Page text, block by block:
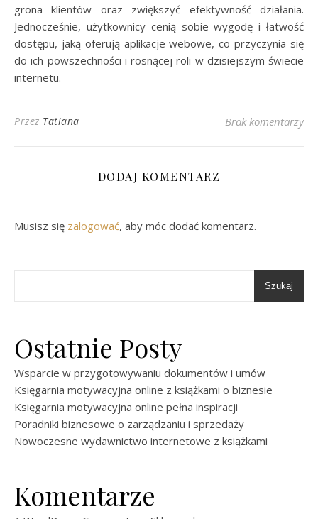
grona klientów oraz zwiększyć efektywność działania.
Jednocześnie, użytkownicy cenią sobie wygodę i łatwość
dostępu, jaką oferują aplikacje webowe, co przyczynia się
do ich powszechności i rosnącej roli w dzisiejszym świecie
internetu.
Przez Tatiana Brak komentarzy
DODAJ KOMENTARZ
Musisz się zalogować, aby móc dodać komentarz.
Szukaj
Ostatnie Posty
Wsparcie w przygotowywaniu dokumentów i umów
Księgarnia motywacyjna online z książkami o biznesie
Księgarnia motywacyjna online pełna inspiracji
Poradniki biznesowe o zarządzaniu i sprzedaży
Nowoczesne wydawnictwo internetowe z książkami
Komentarze